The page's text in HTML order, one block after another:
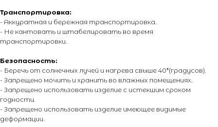
Транспортировка:
- Аккуратная и бережная транспортировка.
- Не кантовать и штабелировать во время
транспортировки.
Безопасность:
- Беречь от солнечных лучей и нагрева свыше 40*(градусов).
- Запрещено мочить и хранить во влажных помещениях.
- Запрещено использовать изделие с истекшим сроком
годности.
- Запрещено использовать изделие имеющее видимые
деформации.
только лицам достигшим 16 лет! Обращаем Ваше внимание на то,
что вся информация, размещенная на настоящем интернет-сайте,
носит исключительно информационный характер и ни при каких
условиях не являются публичной офертой, определяемой
положениями Статьи 437 Гражданского кодекса Российской
Федерации. Для получения точной информации о стоимости
товаров и услуг, пожалуйста, обращайтесь к менеджерам
компании. Подробнее на отдельной